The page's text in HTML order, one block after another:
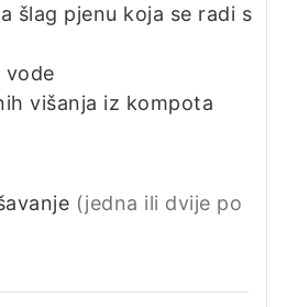
šlag pjenu koja se radi s
vode
višanja iz kompota
(jedna ili dvije po